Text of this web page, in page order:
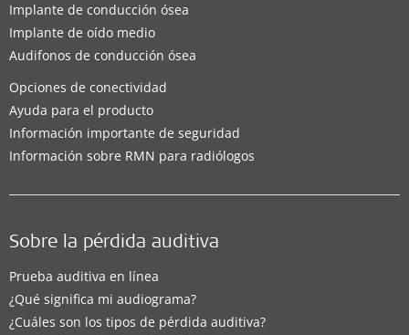
Implante de conducción ósea
Implante de oído medio
Audifonos de conducción ósea
Opciones de conectividad
Ayuda para el producto
Información importante de seguridad
Información sobre RMN para radiólogos
Sobre la pérdida auditiva
Prueba auditiva en línea
¿Qué significa mi audiograma?
¿Cuáles son los tipos de pérdida auditiva?